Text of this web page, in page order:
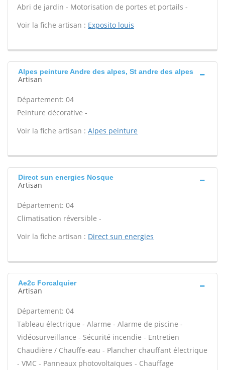
Abri de jardin - Motorisation de portes et portails -
Voir la fiche artisan : Exposito louis
Alpes peinture Andre des alpes, St andre des alpes
Artisan
Département: 04
Peinture décorative -
Voir la fiche artisan : Alpes peinture
Direct sun energies Nosque
Artisan
Département: 04
Climatisation réversible -
Voir la fiche artisan : Direct sun energies
Ae2c Forcalquier
Artisan
Département: 04
Tableau électrique - Alarme - Alarme de piscine -
Vidéosurveillance - Sécurité incendie - Entretien
Chaudière / Chauffe-eau - Plancher chauffant électrique
- VMC - Panneaux photovoltaïques - Chauffage